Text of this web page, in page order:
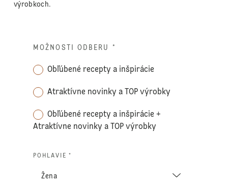
výrobkoch.
MOŽNOSTI ODBERU *
Obľúbené recepty a inšpirácie
Atraktívne novinky a TOP výrobky
Obľúbené recepty a inšpirácie +
Atraktívne novinky a TOP výrobky
POHLAVIE *